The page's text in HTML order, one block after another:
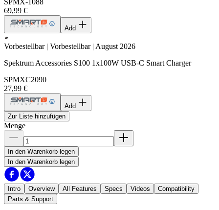
SPMX-1088
69,99 €
Add
Vorbestellbar | Vorbestellbar | August 2026
Spektrum Accessories S100 1x100W USB-C Smart Charger
SPMXC2090
27,99 €
Add
Zur Liste hinzufügen
Menge
In den Warenkorb legen
In den Warenkorb legen
Intro Overview All Features Specs Videos
Compatibility
Parts & Support